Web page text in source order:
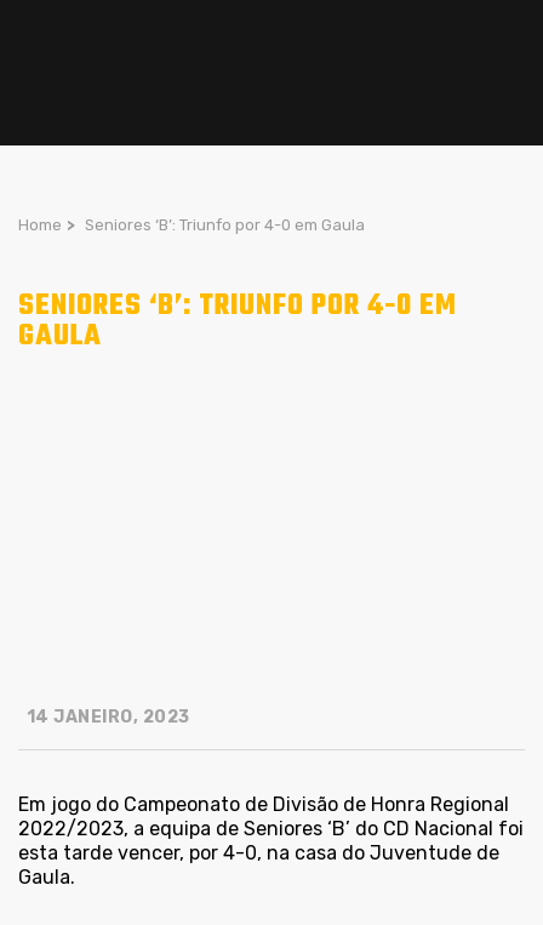
Home > Seniores ‘B’: Triunfo por 4-0 em Gaula
SENIORES ‘B’: TRIUNFO POR 4-0 EM
GAULA
14 JANEIRO, 2023
Em jogo do Campeonato de Divisão de Honra Regional
2022/2023, a equipa de Seniores ‘B’ do CD Nacional foi
esta tarde vencer, por 4-0, na casa do Juventude de
Gaula.